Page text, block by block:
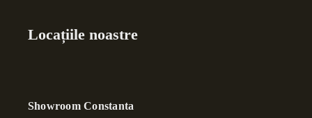
Locațiile noastre
Showroom Constanta